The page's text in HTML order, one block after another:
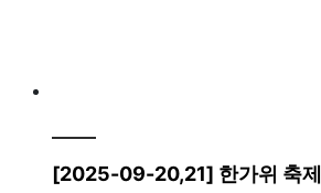
[2025-09-20,21] 한가위 축제